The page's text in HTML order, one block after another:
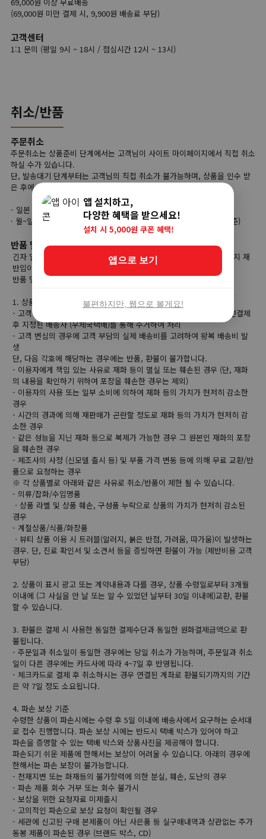
(69,000원 미만 결제 시, 9,900원 배송료 부담)
고객센터
1:1 문의 (평일 9시 ~ 18시 / 점심시간 12시 ~ 13시)
취소/반품
주문취소
주문취소는 상품준비 단계에서는 고객님이 사이트 마이페이지에서 직접 취소
하실 수가 있습니다.
단, 발송대기 단계부터는 고객님의 직접 취소가 불가능하며, 상품을 인수 받
은 후에 반품 접수를 하셔야 합니다.
- 일본 직접 취소가능 시간
· 월~일 주문 당일 오전 00:00부터 당일 오후 23:59까지 (한국시간 기준)
반품 및 교환
긴자 일본직구는 해외 현지 상품을 한국으로 배송하기 때문에 해외 현지 재
반입이 어려워 교환 접수 처리가 불가능합니다.
반품 및 환불만 가능하오니 이 점 양해 바랍니다.
1. 상품 수령 후 7일 이내에 반품 및 환불 신청이 가능
- 고객 변심의 해외물류 사정으로 인하여 반품에 대해서는 반품비용 선결제
후 지정된 배송사 (우체국택배)를 통해 수거하여 처리
- 고객 변심의 경우에 고객 부담의 실제 배송비를 고려하여 왕복 배송비 발
생
단, 다음 각호에 해당하는 경우에는 반품, 환불이 불가합니다.
- 이용자에게 책임 있는 사유로 재화 등이 멸실 또는 훼손된 경우 (단, 재화
의 내용을 확인하기 위하여 포장을 훼손한 경우는 제외)
- 이용자의 사용 또는 일부 소비에 의하여 재화 등의 가치가 현저히 감소한
경우
- 시간의 경과에 의해 재판매가 곤란할 정도로 재화 등의 가치가 현저히 감
소한 경우
- 같은 성능을 지닌 재화 등으로 복제가 가능한 경우 그 원본인 재화의 포장
을 훼손한 경우
- 제조사의 사정 (신모델 출시 등) 및 부품 가격 변동 등에 의해 무료 교환/반
품으로 요청하는 경우
※ 각 상품별로 아래와 같은 사유로 취소/반품이 제한 될 수 있습니다.
- 의류/잡화/수입명품
ㆍ상품 라벨 및 상품 훼손, 구성품 누락으로 상품의 가치가 현저히 감소된
경우
- 계절상품/식품/화장품
ㆍ뷰티 상품 이용 시 트러블(알러지, 붉은 반점, 가려움, 따가움)이 발생하는
경우. 단, 진료 확인서 및 소견서 등을 증빙하면 환불이 가능 (제반비용 고객
부담)
2. 상품이 표시 광고 또는 계약내용과 다를 경우, 상품 수령일로부터 3개월
이내에 (그 사실을 안 날 또는 알 수 있었던 날부터 30일 이내에)교환, 환불
할 수 있습니다.
3. 환불은 결제 시 사용한 동일한 결제수단과 동일한 원화결제금액으로 환
불됩니다.
- 주문일과 취소일이 동일한 경우에는 당일 취소가 가능하며, 주문일과 취소
일이 다른 경우에는 카드사에 따라 4~7일 후 반영됩니다.
- 체크카드로 결제 후 취소하시는 경우 연결된 계좌로 환불되기까지의 기간
은 약 7일 정도 소요됩니다.
4. 파손 보상 기준
수령한 상품이 파손시에는 수령 후 5일 이내에 배송사에서 요구하는 순서대
로 접수 진행합니다. 파손 보상 시에는 반드시 택배 박스가 있어야 하고
파손을 증명할 수 있는 택배 박스와 상품사진을 제공해야 합니다.
파손되기 쉬운 제품에 한해서는 보상이 어려울 수 있습니다. 아래의 경우에
한해서는 파손 보장이 불가능합니다.
- 천재지변 또는 화재등의 불가항력에 의한 분실, 훼손, 도난의 경우
- 파손 제품 회수 거부 또는 회수 불가시
- 보상을 위한 요청자료 미제출시
- 고의적인 파손으로 보상 요청이 확인될 경우
- 세관에 신고된 구매 본제품이 아닌 사은품 등 실구매내역과 상관없는 추가
동봉 제품이 파손된 경우 (브랜드 박스, CD)
앱 설치하고,
다양한 혜택을 받으세요!
설치 시 5,000원 쿠폰 혜택!
앱으로 보기
불편하지만, 웹으로 볼게요!